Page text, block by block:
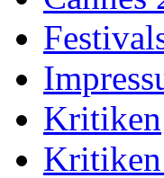
Kritiken